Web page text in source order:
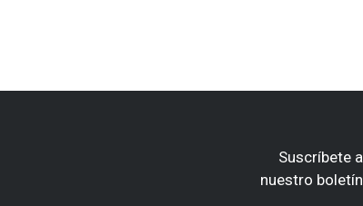
Suscríbete a
nuestro boletín